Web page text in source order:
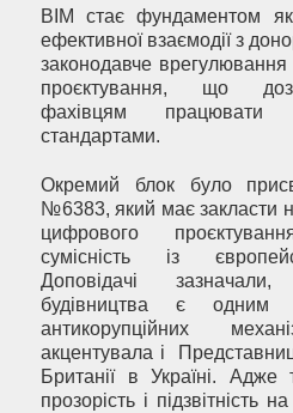
BIM стає фундаментом
ефективної взаємодії з
законодавче
проєктування, що
фахівцям працювати
стандартами.
Окремий блок було
№6383, який має закласти
цифрового
сумісність із
Доповідачі
будівництва є одним
антикорупційних
акцентувала і
Британії в Україні. Адже
прозорість і підзвітність